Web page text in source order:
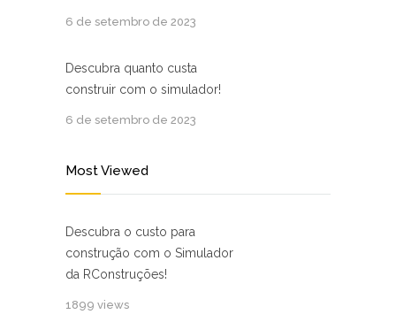
6 de setembro de 2023
Descubra quanto custa
construir com o simulador!
6 de setembro de 2023
Most Viewed
Descubra o custo para
construção com o Simulador
da RConstruções!
1899 views